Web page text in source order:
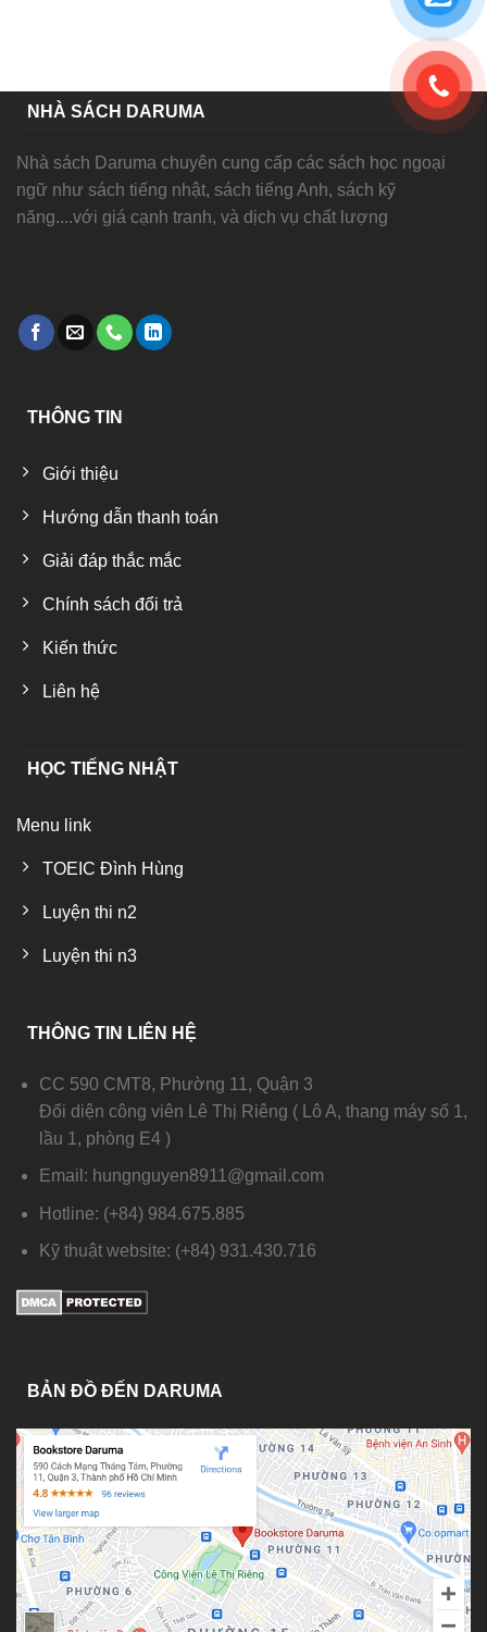
NHÀ SÁCH DARUMA
Nhà sách Daruma chuyên cung cấp các sách học ngoại
ngữ như sách tiếng nhật, sách tiếng Anh, sách kỹ
năng....với giá cạnh tranh, và dịch vụ chất lượng
THÔNG TIN
Giới thiệu
Hướng dẫn thanh toán
Giải đáp thắc mắc
Chính sách đổi trả
Kiến thức
Liên hệ
HỌC TIẾNG NHẬT
Menu link
TOEIC Đình Hùng
Luyện thi n2
Luyện thi n3
THÔNG TIN LIÊN HỆ
CC 590 CMT8, Phường 11, Quận 3
Đối diện công viên Lê Thị Riêng ( Lô A, thang máy số 1,
lầu 1, phòng E4 )
Email: hungnguyen8911@gmail.com
Hotline: (+84) 984.675.885
Kỹ thuật website: (+84) 931.430.716
BẢN ĐỒ ĐẾN DARUMA